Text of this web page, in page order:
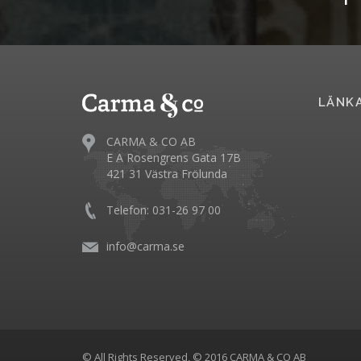
CARMA & CO AB
E A Rosengrens Gata 17B
421 31 Västra Frölunda
Telefon: 031-26 97 00
info@carma.se
© All Rights Reserved, © 2016 CARMA & CO AB